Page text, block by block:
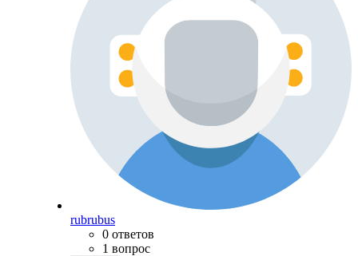
rubrubus
0 ответов
1 вопрос